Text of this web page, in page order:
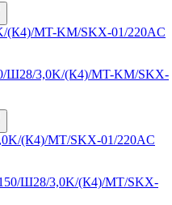
Ш28/3,0K/(К4)/MT-KM/SKX-
Ш28/3,0K/(К4)/MT/SKX-